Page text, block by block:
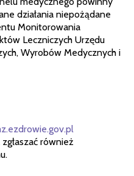
działania niepożądane
Monitorowania
Leczniczych Urzędu
Wyrobów Medycznych i
również